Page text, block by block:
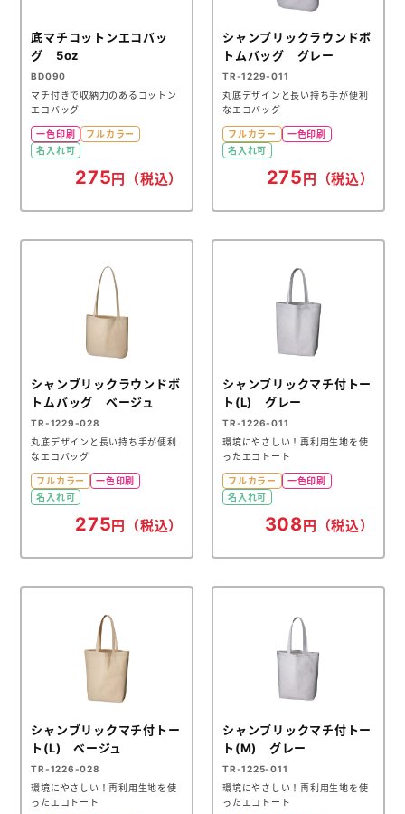
底マチコットンエコバッ
グ 5oz
BD090
マチ付きで収納力のあるコットン
エコバッグ
一色印刷
フルカラー
名入れ可
275 円（税込）
シャンブリックラウンドボ
トムバッグ グレー
TR-1229-011
丸底デザインと長い持ち手が便利
なエコバッグ
フルカラー
一色印刷
名入れ可
275 円（税込）
シャンブリックラウンドボ
トムバッグ ベージュ
TR-1229-028
丸底デザインと長い持ち手が便利
なエコバッグ
フルカラー
一色印刷
名入れ可
275円（税込）
シャンブリックマチ付トー
ト(L) グレー
TR-1226-011
環境にやさしい！再利用生地を使
ったエコトート
フルカラー
一色印刷
名入れ可
308円（税込）
シャンブリックマチ付トー
ト(L) ベージュ
TR-1226-028
環境にやさしい！再利用生地を使
ったエコトート
シャンブリックマチ付トー
ト(M) グレー
TR-1225-011
環境にやさしい！再利用生地を使
ったエコトート